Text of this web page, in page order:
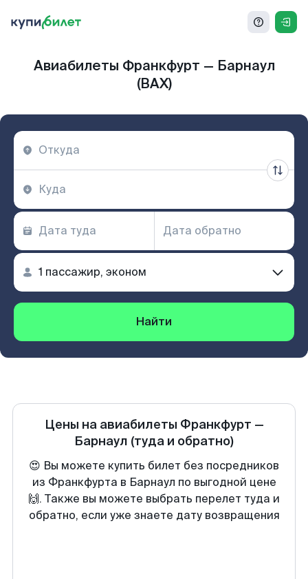
Авиабилеты Франкфурт — Барнаул
(BAX)
Найти
Цены на авиабилеты Франкфурт —
Барнаул (туда и обратно)
😍 Вы можете купить билет без посредников
из Франкфурта в Барнаул по выгодной цене
🙌. Также вы можете выбрать перелет туда и
обратно, если уже знаете дату возвращения